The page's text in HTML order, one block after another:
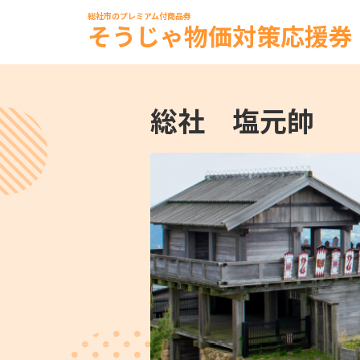
総社市のプレミアム付商品券
そうじゃ物価対策応援券
総社 塩元帥